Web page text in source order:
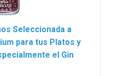
Seleccionada a
para tus Platos y
el Gin